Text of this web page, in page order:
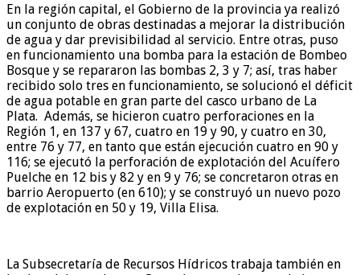
En la región capital, el Gobierno de la provincia ya realizó
un conjunto de obras destinadas a mejorar la distribución
de agua y dar previsibilidad al servicio. Entre otras, puso
en funcionamiento una bomba para la estación de Bombeo
Bosque y se repararon las bombas 2, 3 y 7; así, tras haber
recibido solo tres en funcionamiento, se solucionó el déficit
de agua potable en gran parte del casco urbano de La
Plata. Además, se hicieron cuatro perforaciones en la
Región 1, en 137 y 67, cuatro en 19 y 90, y cuatro en 30,
entre 76 y 77, en tanto que están ejecución cuatro en 90 y
116; se ejecutó la perforación de explotación del Acuífero
Puelche en 12 bis y 82 y en 9 y 76; se concretaron otras en
barrio Aeropuerto (en 610); y se construyó un nuevo pozo
de explotación en 50 y 19, Villa Elisa.
La Subsecretaría de Recursos Hídricos trabaja también en